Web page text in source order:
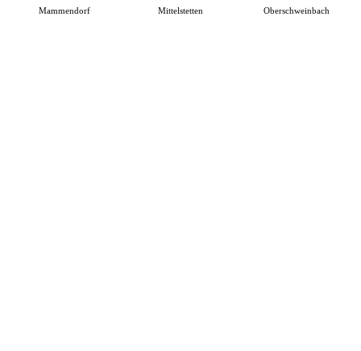
Mammendorf Mittelstetten Oberschweinbach